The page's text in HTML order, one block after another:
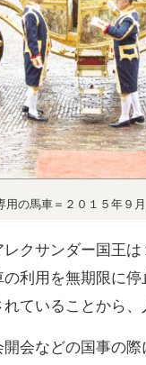
用の馬車＝２０１５年９
クサンダー国王は
利用を無期限に
ていることから、
会などの国事の際